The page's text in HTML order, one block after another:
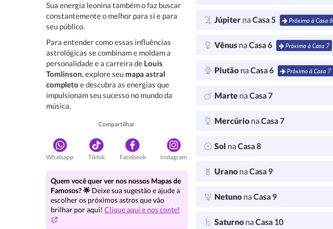
Sua energia leonina também o faz buscar
constantemente o melhor para si e para
seu público.
Para entender como essas influências
astrológicas se combinam e moldam a
personalidade e a carreira de Louis
Tomlinson, explore seu mapa astral
completo e descubra as energias que
impulsionam seu sucesso no mundo da
música.
Compartilhar
Whatsapp Tiktok Facebook Instagram
Quem você quer ver nos nossos Mapas de
Famosos? 🌟 Deixe sua sugestão e ajude a
escolher os próximos astros que vão
brilhar por aqui! Clique aqui e nos conte!
Júpiter naCasa 5 Próximo à Casa 6
Vênus naCasa 6 Próximo à Casa 7
Plutão naCasa 6 Próximo à Casa 7
Marte naCasa 7
Mercúrio naCasa 7
Sol naCasa 8
Urano naCasa 9
Netuno naCasa 9
Saturno naCasa 10